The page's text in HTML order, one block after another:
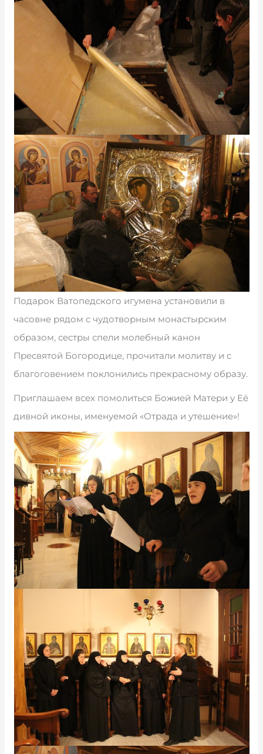
Подарок Ватопедского игумена установили в
часовне рядом с чудотворным монастырским
образом, сестры спели молебный канон
Пресвятой Богородице, прочитали молитву и с
благоговением поклонились прекрасному образу.
Приглашаем всех помолиться Божией Матери у Её
дивной иконы, именуемой «Отрада и утешение»!